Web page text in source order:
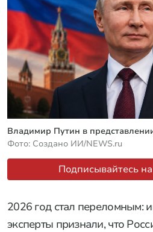
Владимир Путин в
Фото: Создано ИИ/NEWS.ru
Подписывайтесь
2026 год стал переломным:
эксперты признали, что